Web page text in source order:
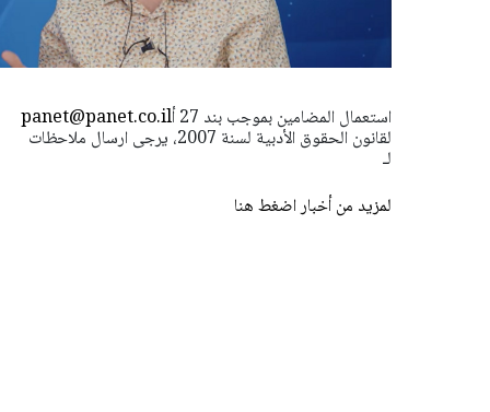
panet@panet.co.ilاستعمال المضامين بموجب بند 27 أ
لقانون الحقوق الأدبية لسنة 2007، يرجى ارسال ملاحظات
لـ
لمزيد من أخبار اضغط هنا